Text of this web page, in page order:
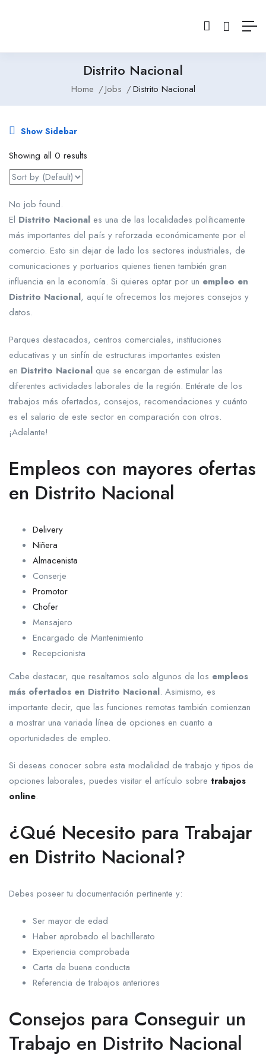
Distrito Nacional
Home Jobs Distrito Nacional
Show Sidebar
Showing all 0 results
No job found.
El Distrito Nacional es una de las localidades políticamente
más importantes del país y reforzada económicamente por el
comercio. Esto sin dejar de lado los sectores industriales, de
comunicaciones y portuarios quienes tienen también gran
influencia en la economía. Si quieres optar por un empleo en
Distrito Nacional, aquí te ofrecemos los mejores consejos y
datos.
Parques destacados, centros comerciales, instituciones
educativas y un sinfín de estructuras importantes existen
en Distrito Nacional que se encargan de estimular las
diferentes actividades laborales de la región. Entérate de los
trabajos más ofertados, consejos, recomendaciones y cuánto
es el salario de este sector en comparación con otros.
¡Adelante!
Empleos con mayores ofertas
en Distrito Nacional
Delivery
Niñera
Almacenista
Conserje
Promotor
Chofer
Mensajero
Encargado de Mantenimiento
Recepcionista
Cabe destacar, que resaltamos solo algunos de los empleos
más ofertados en Distrito Nacional. Asimismo, es
importante decir, que las funciones remotas también comienzan
a mostrar una variada línea de opciones en cuanto a
oportunidades de empleo.
Si deseas conocer sobre esta modalidad de trabajo y tipos de
opciones laborales, puedes visitar el artículo sobre trabajos
online.
¿Qué Necesito para Trabajar
en Distrito Nacional?
Debes poseer tu documentación pertinente y:
Ser mayor de edad
Haber aprobado el bachillerato
Experiencia comprobada
Carta de buena conducta
Referencia de trabajos anteriores
Consejos para Conseguir un
Trabajo en Distrito Nacional